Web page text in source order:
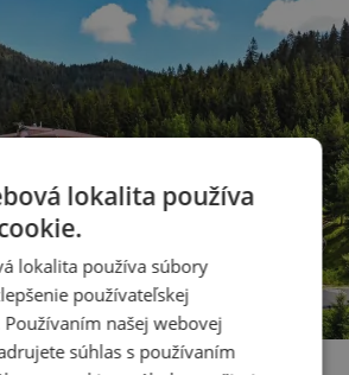
lokalita používa
lokalita používa súbory
používateľskej
Používaním našej webovej
súhlas s používaním